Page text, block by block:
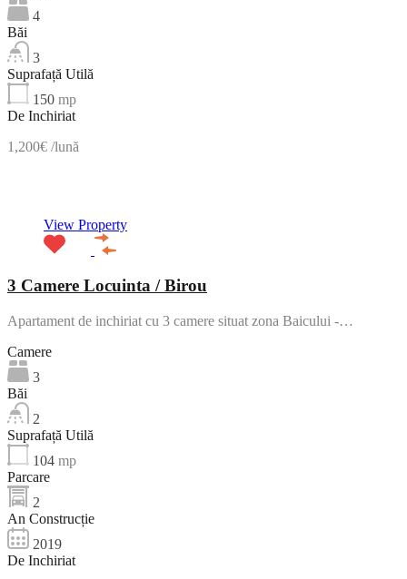
4
Băi
3
Suprafață Utilă
150 mp
De Inchiriat
1,200€ /lună
View Property
3 Camere Locuinta / Birou
Apartament de inchiriat cu 3 camere situat zona Baicului -…
Camere
3
Băi
2
Suprafață Utilă
104 mp
Parcare
2
An Construcție
2019
De Inchiriat